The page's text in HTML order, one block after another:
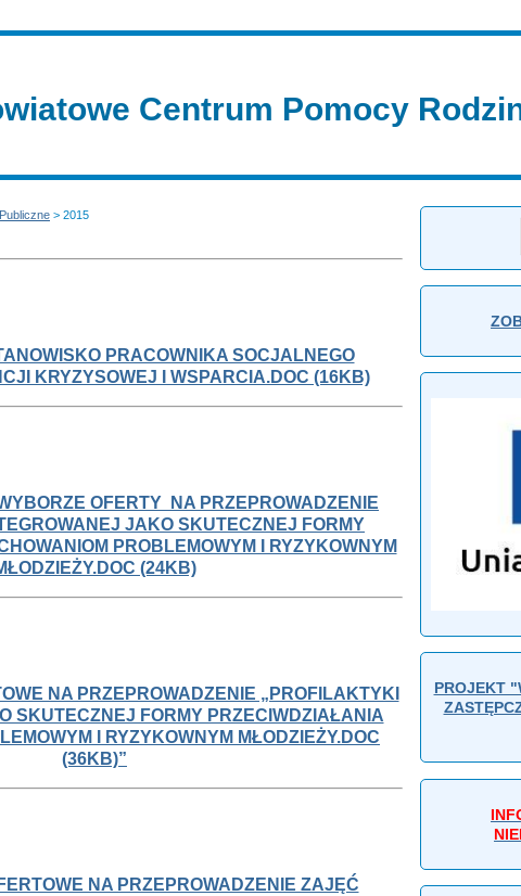
Centrum Pomocy
> 2015
PRACOWNIKA SOCJALNEGO
KRYZYSOWEJ I WSPARCIA.DOC (16KB)
OFERTY NA PRZEPROWADZENIE
JAKO SKUTECZNEJ FORMY
PROBLEMOWYM I RYZYKOWNYM
(24KB)
NA PRZEPROWADZENIE „PROFILAKTYKI
SKUTECZNEJ FORMY PRZECIWDZIAŁANIA
I RYZYKOWNYM MŁODZIEŻY.DOC
(36KB)”
NA PRZEPROWADZENIE ZAJĘĆ
PROJEKT